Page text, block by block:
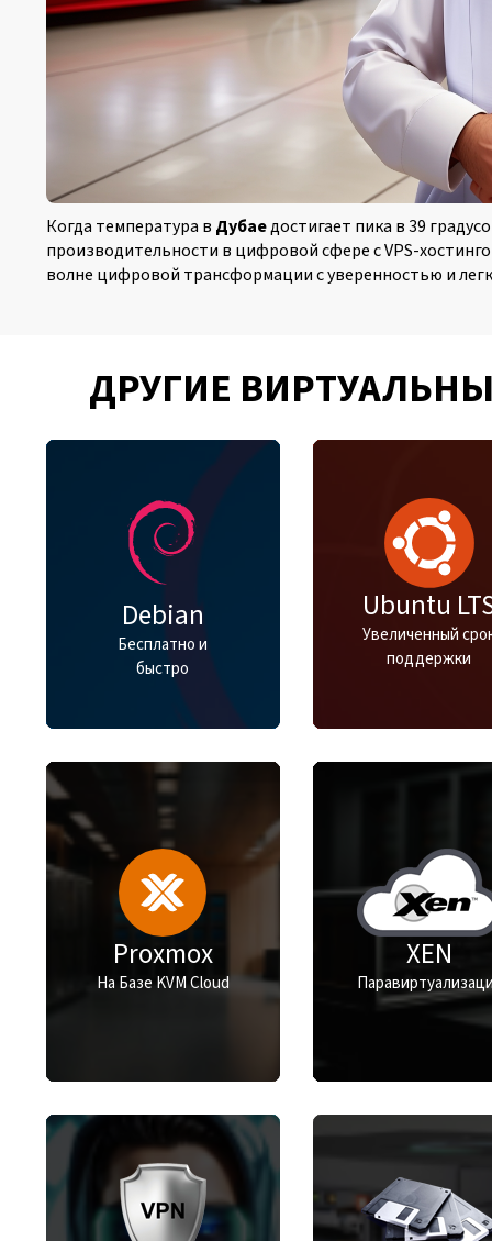
Когда температура в Дубаедостигает пика в 39
производительности в цифровой сфере с VPS-
волне цифровой трансформации с уверенностью и
ДРУГИЕ
Debian
Бесплатно и
быстро
Ubuntu
Увеличенный
поддержки
Proxmox
На Базе KVM Cloud
XEN